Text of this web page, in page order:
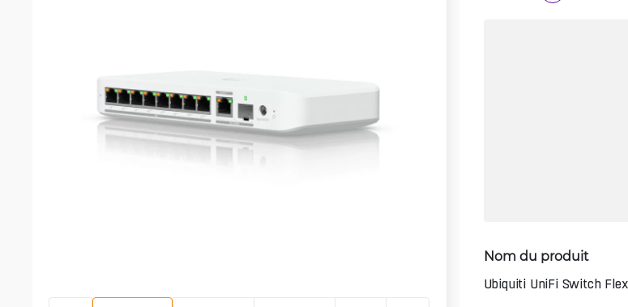
Nom du produit
Ubiquiti UniFi Switch